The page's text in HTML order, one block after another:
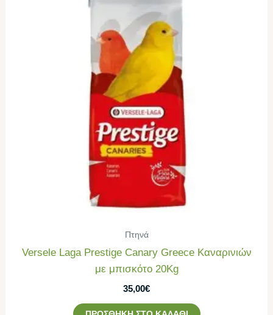
Πτηνά
Versele Laga Prestige Canary Greece Καναρινιών
με μπισκότο 20Kg
35,00€